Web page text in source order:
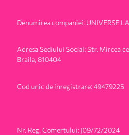
Denumirea companiei: UNIVERSE
Adresa Sediului Social: Str. Mircea
Braila, 810404
Cod unic de inregistrare: 49479225
Nr. Reg. Comertului: J09/72/2024